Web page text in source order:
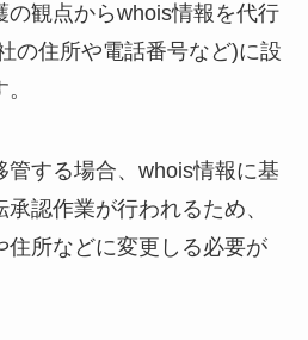
の観点からwhois情報を代行
の住所や電話番号など)に設
管する場合、whois情報に基
認作業が行われるため、
住所などに変更しる必要が